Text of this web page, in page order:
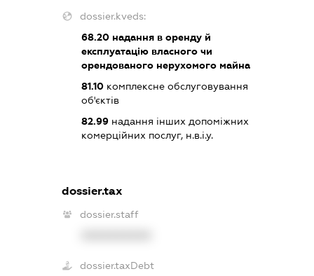
dossier.kveds:
68.20надання в оренду й
експлуатацію власного чи
орендованого нерухомого майна
81.10комплексне обслуговування
об'єктів
82.99надання інших допоміжних
комерційних послуг, н.в.і.у.
dossier.tax
dossier.staff
dossier.taxDebt